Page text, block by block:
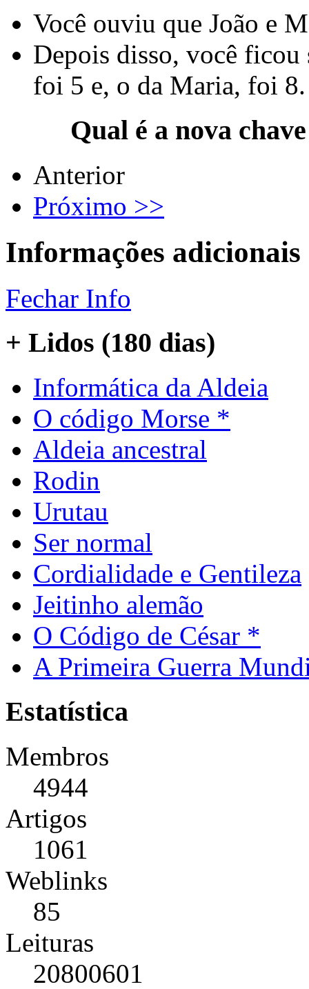
Você ouviu que João e
Depois disso, você ficou
foi 5 e, o da Maria, foi 8.
Qual é a nova
Anterior
Próximo >>
Informações adicionais
Fechar Info
+ Lidos (180 dias)
Informática da Aldeia
O código Morse *
Aldeia ancestral
Rodin
Urutau
Ser normal
Cordialidade e Gentileza
Jeitinho alemão
O Código de César *
A Primeira Guerra
Estatística
Membros
4944
Artigos
1061
Weblinks
85
Leituras
20800601